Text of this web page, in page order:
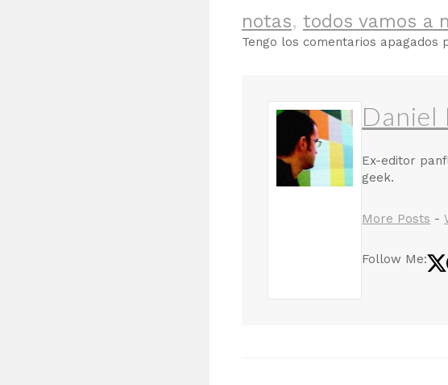
notas, todos vamos a
Tengo los comentarios apagados
Daniel
Ex-editor
geek.
More Posts -
Follow Me: